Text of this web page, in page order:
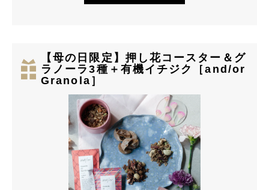
【母の日限定】押し花コースター＆グ
ラノーラ3種＋有機イチジク［and/or
Granola］